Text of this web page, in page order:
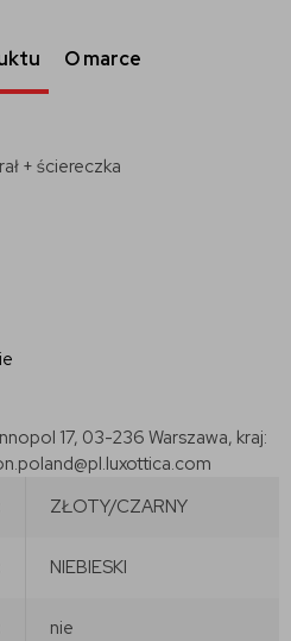
O marce
+ ściereczka
17, 03-236 Warszawa, kraj:
ZŁOTY/CZARNY
NIEBIESKI
nie